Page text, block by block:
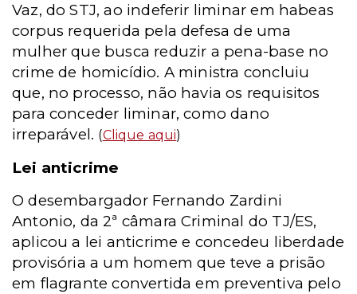
Vaz, do STJ, ao indeferir liminar em habeas
corpus requerida pela defesa de uma
mulher que busca reduzir a pena-base no
crime de homicídio. A ministra concluiu
que, no processo, não havia os requisitos
para conceder liminar, como dano
irreparável. (Clique aqui)
Lei anticrime
O desembargador Fernando Zardini
Antonio, da 2ª câmara Criminal do TJ/ES,
aplicou a lei anticrime e concedeu liberdade
provisória a um homem que teve a prisão
em flagrante convertida em preventiva pelo